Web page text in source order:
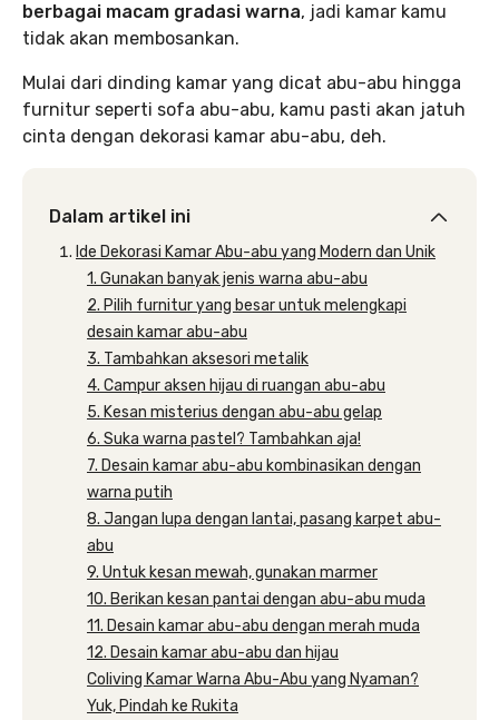
berbagai macam gradasi warna, jadi kamar kamu
tidak akan membosankan.
Mulai dari dinding kamar yang dicat abu-abu hingga
furnitur seperti sofa abu-abu, kamu pasti akan jatuh
cinta dengan dekorasi kamar abu-abu, deh.
Dalam artikel ini
Ide Dekorasi Kamar Abu-abu yang Modern dan Unik
1. Gunakan banyak jenis warna abu-abu
2. Pilih furnitur yang besar untuk melengkapi
desain kamar abu-abu
3. Tambahkan aksesori metalik
4. Campur aksen hijau di ruangan abu-abu
5. Kesan misterius dengan abu-abu gelap
6. Suka warna pastel? Tambahkan aja!
7. Desain kamar abu-abu kombinasikan dengan
warna putih
8. Jangan lupa dengan lantai, pasang karpet abu-
abu
9. Untuk kesan mewah, gunakan marmer
10. Berikan kesan pantai dengan abu-abu muda
11. Desain kamar abu-abu dengan merah muda
12. Desain kamar abu-abu dan hijau
Coliving Kamar Warna Abu-Abu yang Nyaman?
Yuk, Pindah ke Rukita